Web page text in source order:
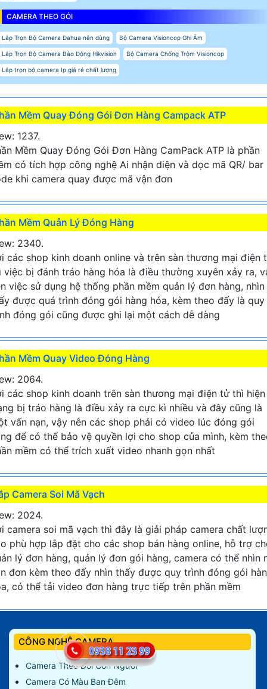
CAMERA THEO GÓI
Lắp Trọn Bộ Camera Dahua nên dùng Bộ Camera Visioncop Ghi Âm
Lắp Trọn Bộ Camera Báo Động Hikvision Bộ Camera Chống Trộm Visioncop
Lắp trọn bộ camera Ip giá rẻ chất lượng
Mềm Quay Đóng Gói Đơn Hàng Campack ATP
1237.
Mềm Quay Đóng Gói Đơn Hàng CamPack ATP là phần
có tích hợp công nghệ Ai nhận diện và dọc mã QR/ bar
khi camera quay được mã vận đơn
Mềm Quản Lý Đóng Hàng
2340.
các shop kinh doanh online và trên sàn thương mại điện
việc bị đánh tráo hàng hóa là điều thường xuyên xảy ra,
việc sử dụng hệ thống phần mềm quản lý đơn hàng, nhìn
được quá trình đóng gói hàng hóa, kèm theo đấy là quy
đóng gói cũng được ghi lại một cách dễ dàng
Mềm Quay Video Đóng Hàng
2064.
các shop kinh doanh trên sàn thương mại điện tử thì hiện
bị tráo hàng là điều xảy ra cực kì nhiều và đây cũng là
vấn nạn, vậy nên các shop phải có video lúc đóng gói
để có thể bảo vệ quyền lợi cho shop của mình, kèm
mềm có thể trích xuất video nhanh gọn nhất
Camera Soi Mã Vạch
2024.
camera soi mã vạch thì đây là giải pháp camera chất
phù hợp lắp đặt cho các shop bán hàng online, hỗ trợ
lý đơn hàng, quản lý đơn gói hàng, camera có thể nhìn
đơn kèm theo đấy nhìn thấy được quy trình đóng gói
có thể tải video đơn hàng trực tiếp trên phần mềm
CÔNG NGHỆ CAMERA
Camera Theo Dõi Con Người
Camera Có Màu Ban Đêm